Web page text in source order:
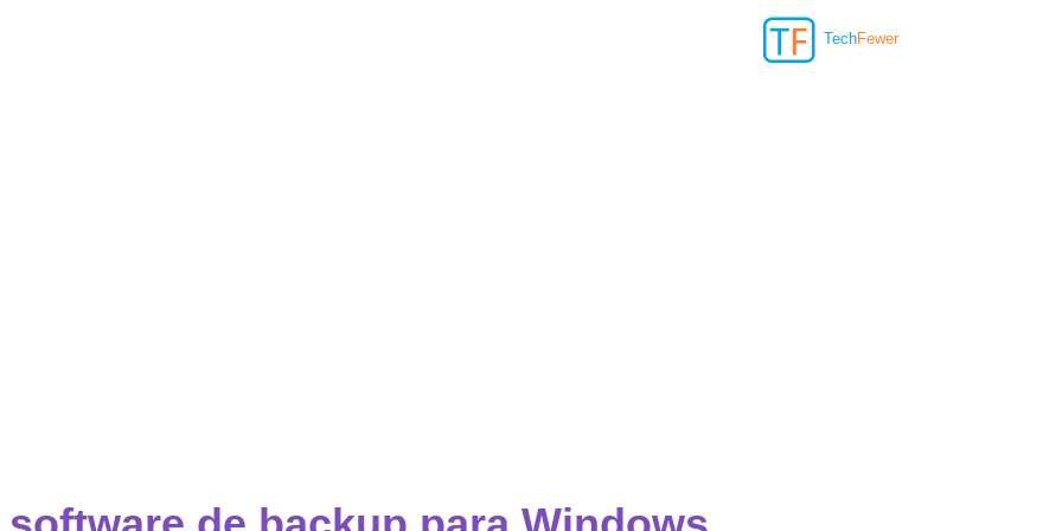
TechFewer